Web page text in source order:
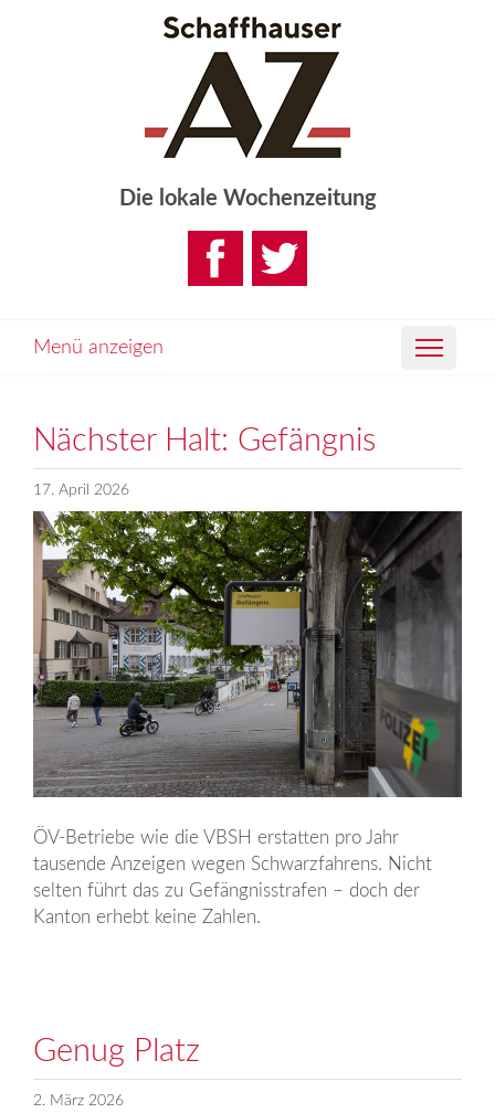
Die lokale Wochenzeitung
Menü anzeigen
Nächster Halt: Gefängnis
17. April 2026
ÖV-Betriebe wie die VBSH erstatten pro Jahr
tausende Anzeigen wegen Schwarzfahrens. Nicht
selten führt das zu Gefängnisstrafen – doch der
Kanton erhebt keine Zahlen.
Genug Platz
2. März 2026